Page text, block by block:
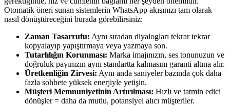
Otomatik öneri sunan sistemlerin WhatsApp akışınızı tam olarak
nasıl dönüştüreceğini burada görebilirsiniz:
Zaman Tasarrufu: Aynı sıradan diyalogları tekrar tekrar
kopyalayıp yapıştırmaya veya yazmaya son.
Tutarlılığın Korunması: Marka imajınızın, ses tonunuzun ve
doğruluk payınızın aynı standartta kalmasını garanti altına alır.
Üretkenliğin Zirvesi: Aynı anda saniyeler bazında çok daha
fazla sohbete yüksek enerjiyle yetişin.
Müşteri Memnuniyetinin Artırılması: Hızlı ve tatmin edici
dönüşler = daha da mutlu, potansiyel alıcı müşteriler.